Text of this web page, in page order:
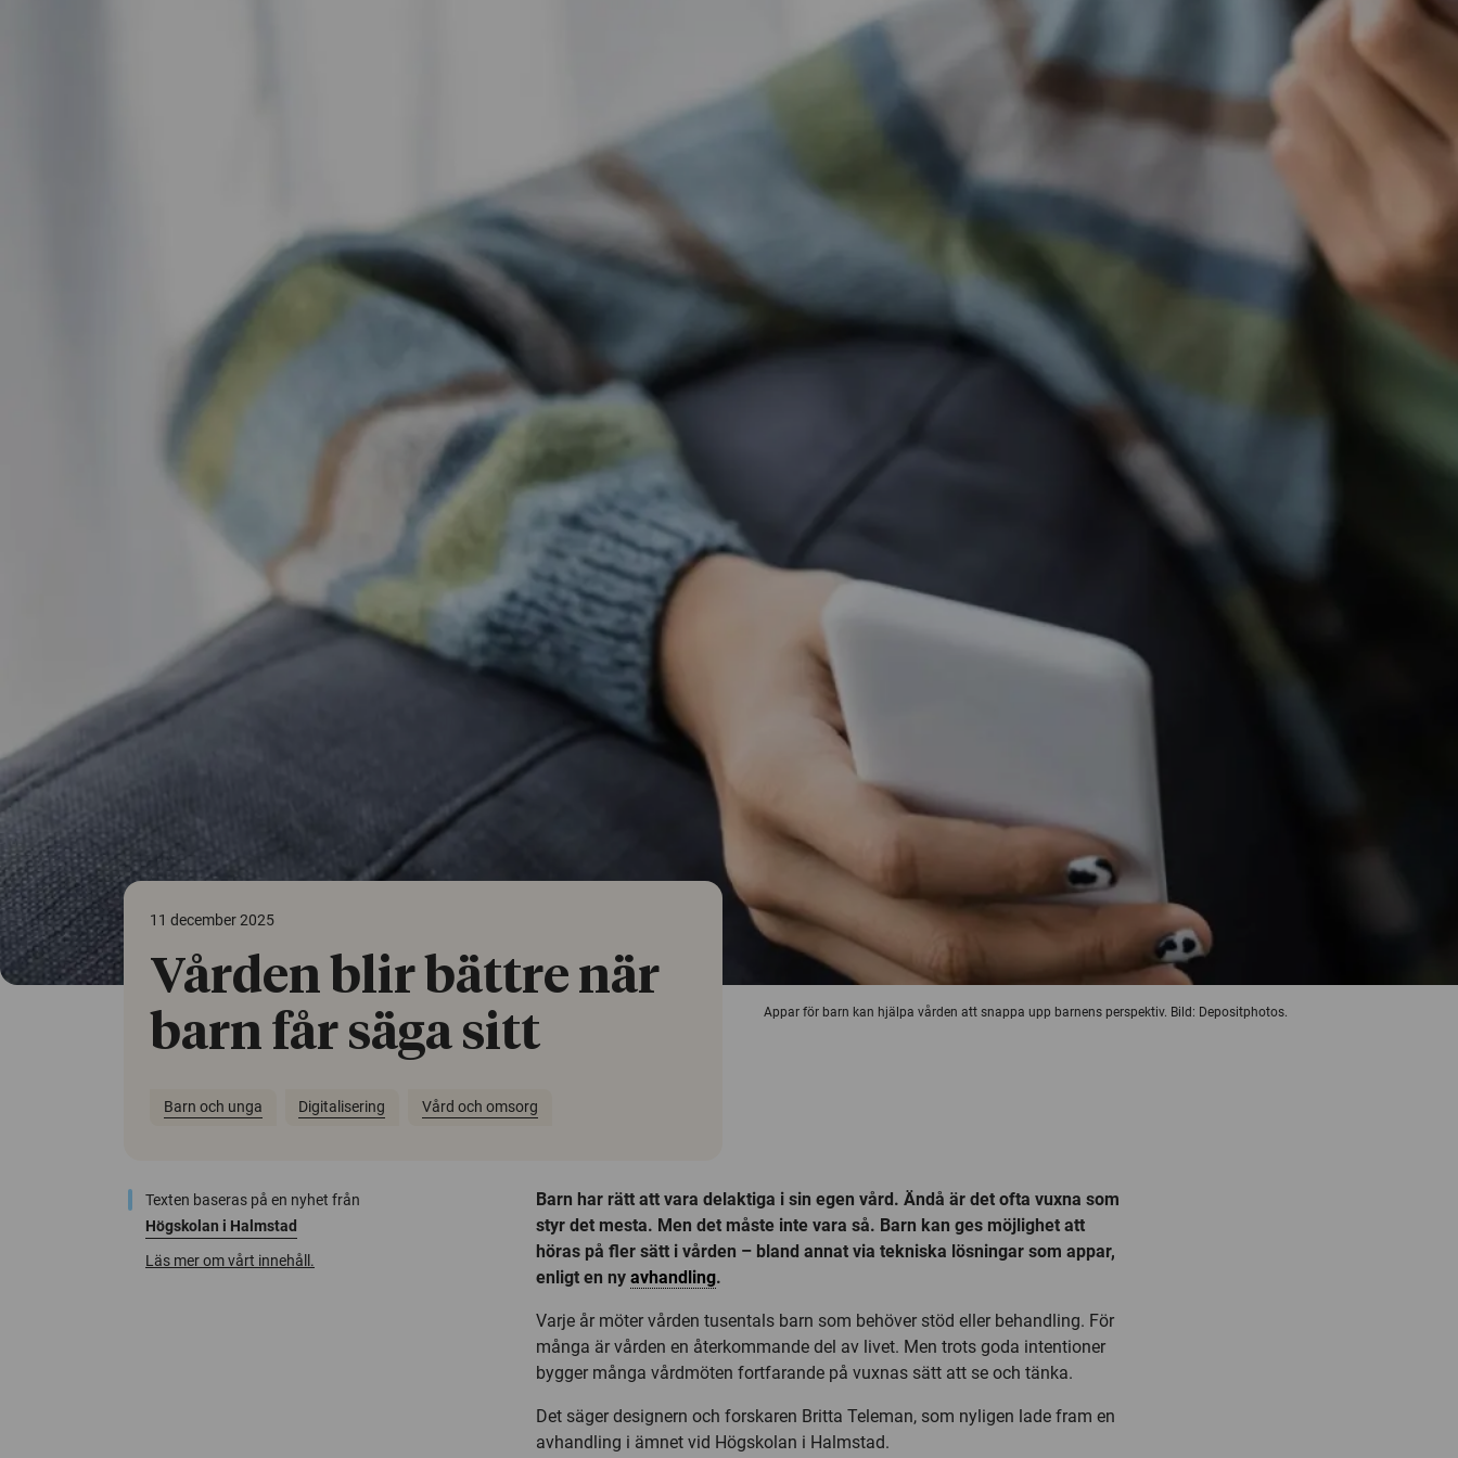
Appar för barn kan hjälpa vården att snappa upp barnens perspektiv. Bild: Depositphotos.
11 december 2025
Vården blir bättre när
barn får säga sitt
Barn och unga Digitalisering Vård och omsorg
Texten baseras på en nyhet från
Högskolan i Halmstad
Läs mer om vårt innehåll.
Barn har rätt att vara delaktiga i sin egen vård. Ändå är det ofta vuxna som
styr det mesta. Men det måste inte vara så. Barn kan ges möjlighet att
höras på fler sätt i vården – bland annat via tekniska lösningar som appar,
enligt en ny avhandling.
Varje år möter vården tusentals barn som behöver stöd eller behandling. För
många är vården en återkommande del av livet. Men trots goda intentioner
bygger många vårdmöten fortfarande på vuxnas sätt att se och tänka.
Det säger designern och forskaren Britta Teleman, som nyligen lade fram en
avhandling i ämnet vid Högskolan i Halmstad.